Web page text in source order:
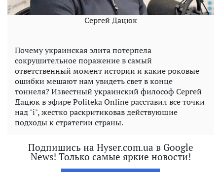
Сергей Дацюк
Почему украинская элита потерпела
сокрушительное поражение в самый
ответственный момент истории и какие роковые
ошибки мешают нам увидеть свет в конце
тоннеля? Известный украинский философ Сергей
Дацюк в эфире Politeka Online расставил все точки
над "і", жестко раскритиковав действующие
подходы к стратегии страны.
Подпишись на Hyser.com.ua в Google
News! Только самые яркие новости!